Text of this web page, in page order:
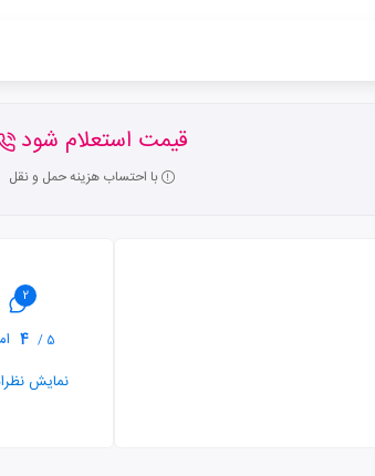
قیمت استعلام شود
با احتساب هزینه حمل و نقل
2
5 /
4
نمایش